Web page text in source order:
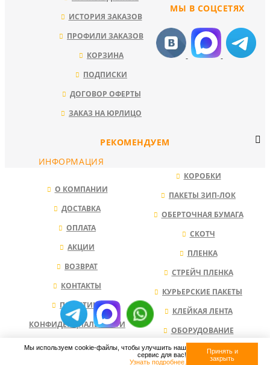
МЫ В СОЦСЕТЯХ
ИСТОРИЯ ЗАКАЗОВ
ПРОФИЛИ ЗАКАЗОВ
КОРЗИНА
ПОДПИСКИ
ДОГОВОР ОФЕРТЫ
ЗАКАЗ НА ЮРЛИЦО
РЕКОМЕНДУЕМ
КОРОБКИ
ПАКЕТЫ ЗИП-ЛОК
ОБЕРТОЧНАЯ БУМАГА
СКОТЧ
ПЛЕНКА
СТРЕЙЧ ПЛЕНКА
КУРЬЕРСКИЕ ПАКЕТЫ
КЛЕЙКАЯ ЛЕНТА
ОБОРУДОВАНИЕ
НАПОЛНИТЕЛЬ ДЛЯ КОРОБОК
ИНФОРМАЦИЯ
О КОМПАНИИ
ДОСТАВКА
ОПЛАТА
АКЦИИ
ВОЗВРАТ
КОНТАКТЫ
ПОЛИТИКА
КОНФИДЕНЦИАЛЬНОСТИ
Мы используем cookie-файлы, чтобы улучшить наш
сервис для вас!
Узнать подробнее.
Принять и
закрыть